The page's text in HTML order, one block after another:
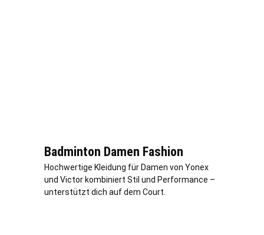
Badminton Damen Fashion
Hochwertige Kleidung für Damen von Yonex
und Victor kombiniert Stil und Performance –
unterstützt dich auf dem Court.